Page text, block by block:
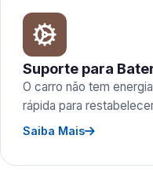
Suporte para
O carro não tem
rápida para
Saiba Mais